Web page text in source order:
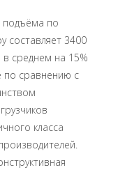
подъёма по
составляет 3400
среднем на 15%
по сравнению с
класса